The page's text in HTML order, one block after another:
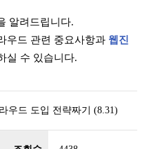
알려드립니다.
우드 관련 중요사항과 웹진
실 수 있습니다.
우드 도입 전략짜기 (8.31)